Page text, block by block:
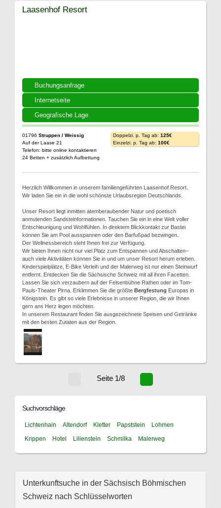
Buchungsanfrage
Internetseite
Geografische Lage
Laasenhof Resort
01796 Struppen / Weissig
Auf der Laase 21
Telefon: bitte online kontaktieren
24 Betten + zusätzlich Aufbettung
Doppelzi. p. Tag ab: 125€
Einzelzi. p. Tag ab: 100€
Herzlich Willkommen in unserem familiengeführten Laasenhof Resort.
Wir laden Sie ein in die wohl schönste Urlaubsregion Deutschlands.
Unser Resort liegt inmitten atemberaubender Natur und poetisch
anmutenden Sandsteinformationen. Tauchen Sie ein in eine Welt voller
Entschleunigung und Wohlfühlen. In direktem Blickkontakt zur Bastei
können Sie am Pool ausspannen oder den Barfußpad bezwingen.
Der Wellnessbereich steht Ihnen frei zur Verfügung.
Wir bieten Ihnen nicht nur viel Platz zum Entspannen und Abschalten–
auch viele Aktivitäten können Sie in und um unser Resort herum erleben.
Kinderspielplätze, E-Bike Verleih und der Malerweg ist nur einen Steinwurf
entfernt. Entdecken Sie die Sächsische Schweiz mit all ihren Facetten.
Lassen Sie sich verzaubern auf der Felsenbühne Rathen oder im Tom-
Pauls-Theater Pirna. Erklimmen Sie die größte Bergfestung Europas in
Königstein. Es gibt so viele Erlebnisse in unserer Region, die wir Ihnen
gern ans Herz legen möchten.
In unserem Restaurant finden Sie ausgezeichnete Speisen und Getränke
mit den besten Zutaten aus der Region.
Seite 1/8
Suchvorschläge
Lichtenhain Altendorf Kletter Papststein
Lohmen
Krippen
Hotel Lilienstein Schmilka Malerweg
Unterkunftsuche in der Sächsisch Böhmischen
Schweiz nach Schlüsselworten